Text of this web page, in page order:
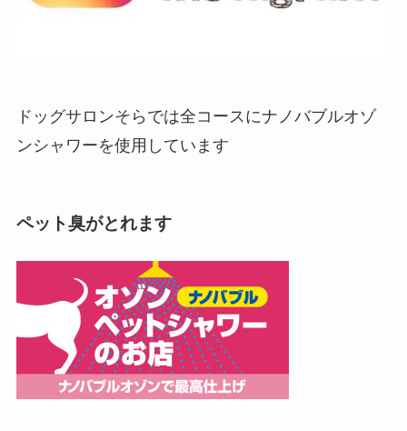
ドッグサロンそらでは全コースにナノバブルオゾ
ンシャワーを使用しています
ペット臭がとれます